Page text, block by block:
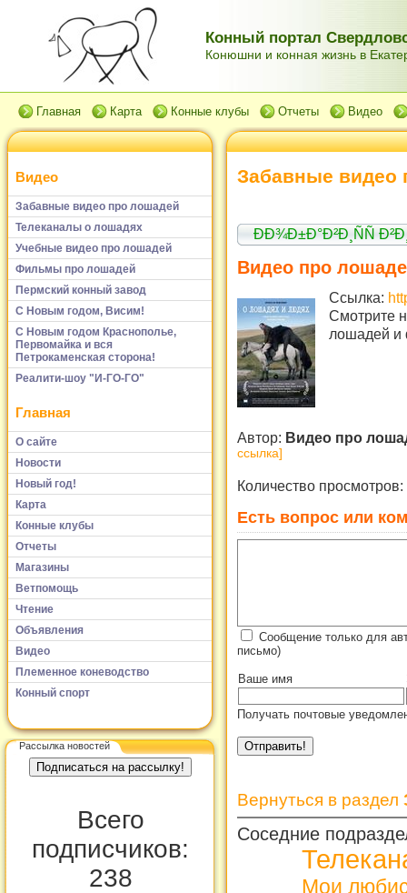
Конный портал
Конюшни и конная жизнь в
Главная Карта Конные клубы Отчеты Видео
Видео
Забавные видео про лошадей
Телеканалы о лошадях
Учебные видео про лошадей
Фильмы про лошадей
Пермский конный завод
С Новым годом, Висим!
С Новым годом Краснополье,
Первомайка и вся
Петрокаменская сторона!
Реалити-шоу "И-ГО-ГО"
Главная
О сайте
Новости
Новый год!
Карта
Конные клубы
Отчеты
Магазины
Ветпомощь
Чтение
Объявления
Видео
Племенное коневодство
Конный спорт
Рассылка новостей
Всего
подписчиков:
238
Забавные видео
ÐÐ¾Ð±Ð°Ð²Ð¸ÑÑ
Видео про
Ссылка:
Смотрите
лошадей и
Автор: Видео про
ссылка]
Количество просмотров:
Есть вопрос или
Сообщение только для
письмо)
Ваше имя
Получать почтовые
Вернуться в раздел
Соседние
Мои